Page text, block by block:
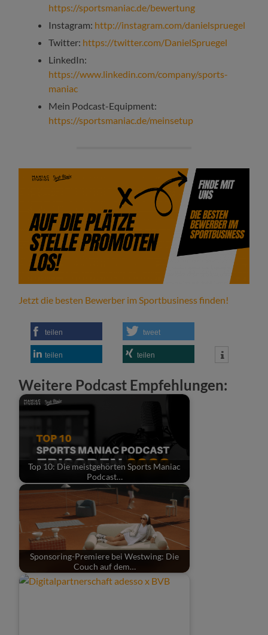
https://sportsmaniac.de/bewertung
Instagram: http://instagram.com/danielspruegel
Twitter: https://twitter.com/DanielSpruegel
LinkedIn:
https://www.linkedin.com/company/sports-
maniac
Mein Podcast-Equipment:
https://sportsmaniac.de/meinsetup
Jetzt die besten Bewerber im Sportbusiness finden!
teilen tweet
teilen teilen
Weitere Podcast Empfehlungen:
Top 10: Die meistgehörten Sports Maniac
Podcast…
Sponsoring-Premiere bei Westwing: Die
Couch auf dem…